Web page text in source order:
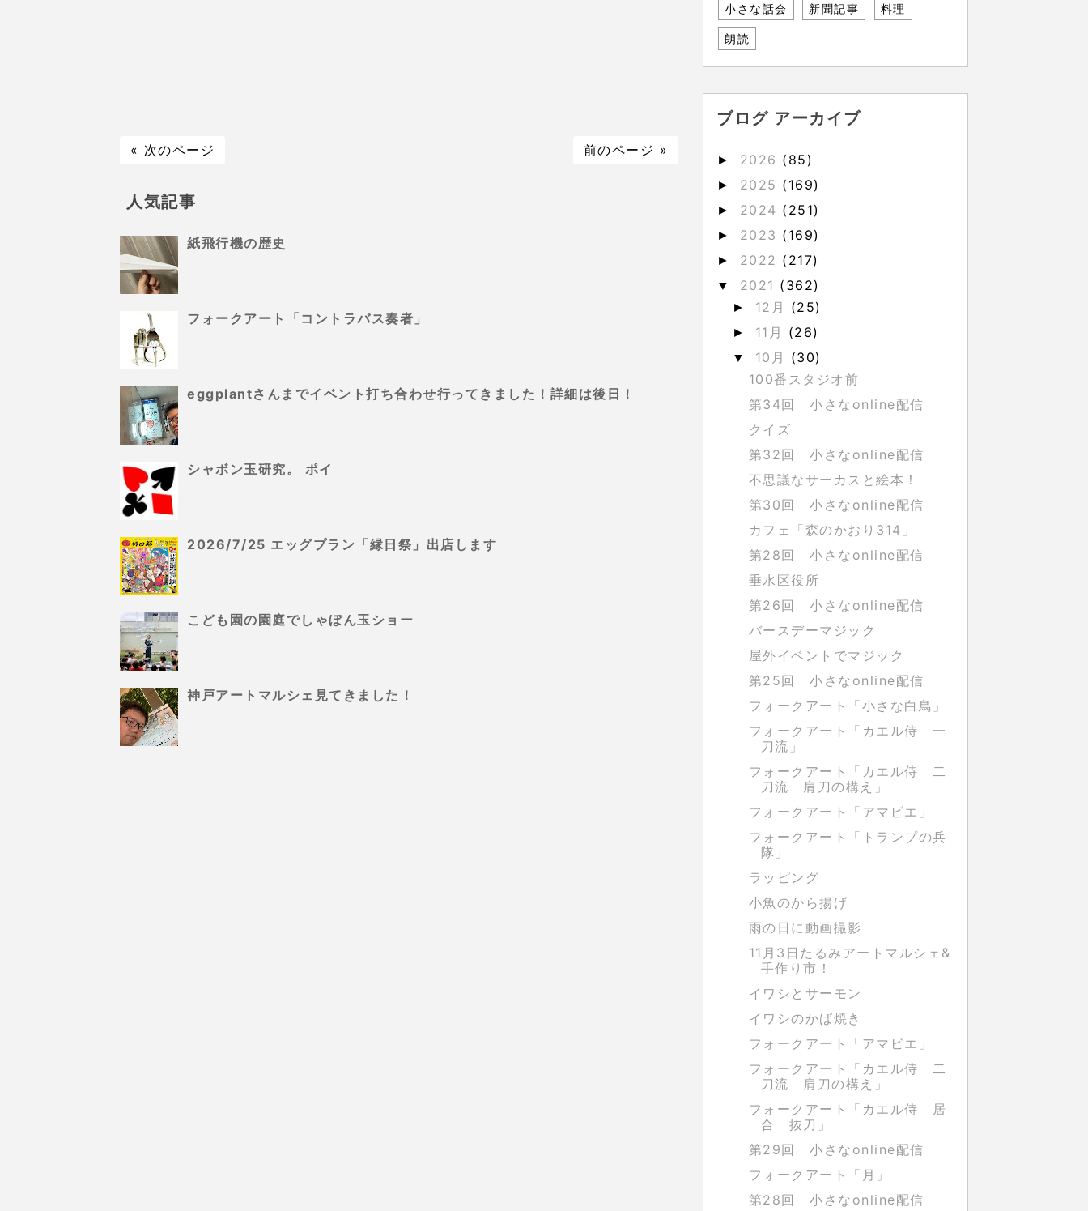
« 次のページ 前のページ »
人気記事
紙飛行機の歴史
フォークアート「コントラバス奏者」
eggplantさんまでイベント打ち合わせ行ってきました！詳細は後日！
シャボン玉研究。 ポイ
2026/7/25 エッグプラン「縁日祭」出店します
こども園の園庭でしゃぼん玉ショー
神戸アートマルシェ見てきました！
小さな話会 新聞記事 料理
朗読
ブログ アーカイブ
► 2026 (85)
► 2025 (169)
► 2024 (251)
► 2023 (169)
► 2022 (217)
▼ 2021 (362)
► 12月 (25)
► 11月 (26)
▼ 10月 (30)
100番スタジオ前
第34回 小さなonline配信
クイズ
第32回 小さなonline配信
不思議なサーカスと絵本！
第30回 小さなonline配信
カフェ「森のかおり314」
第28回 小さなonline配信
垂水区役所
第26回 小さなonline配信
バースデーマジック
屋外イベントでマジック
第25回 小さなonline配信
フォークアート「小さな白鳥」
フォークアート「カエル侍 一
刀流」
フォークアート「カエル侍 二
刀流 肩刀の構え」
フォークアート「アマビエ」
フォークアート「トランプの兵
隊」
ラッピング
小魚のから揚げ
雨の日に動画撮影
11月3日たるみアートマルシェ&
手作り市！
イワシとサーモン
イワシのかば焼き
フォークアート「アマビエ」
フォークアート「カエル侍 二
刀流 肩刀の構え」
フォークアート「カエル侍 居
合 抜刀」
第29回 小さなonline配信
フォークアート「月」
第28回 小さなonline配信